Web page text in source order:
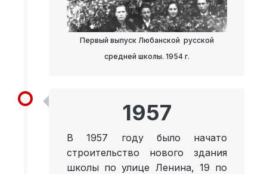
Первый выпуск Любанской русской
средней школы. 1954 г.
1957
В 1957 году было начато
строительство нового здания
школы по улице Ленина, 19 по